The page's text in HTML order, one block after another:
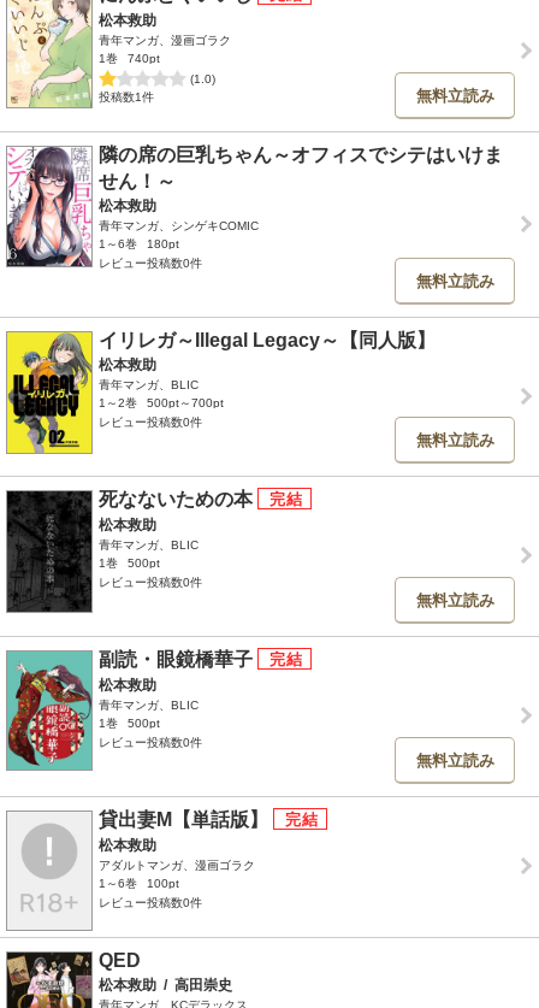
松本救助
青年マンガ、漫画ゴラク
1巻
740pt
(1.0)
投稿数1件
無料立読み
隣の席の巨乳ちゃん～オフィスでシテはいけま
せん！～
松本救助
青年マンガ、シンゲキCOMIC
1～6巻
180pt
レビュー投稿数0件
無料立読み
イリレガ～Illegal Legacy～【同人版】
松本救助
青年マンガ、BLIC
1～2巻
500pt～700pt
レビュー投稿数0件
無料立読み
死なないための本
松本救助
青年マンガ、BLIC
1巻
500pt
レビュー投稿数0件
無料立読み
副読・眼鏡橋華子
松本救助
青年マンガ、BLIC
1巻
500pt
レビュー投稿数0件
無料立読み
貸出妻M【単話版】
松本救助
アダルトマンガ、漫画ゴラク
1～6巻
100pt
レビュー投稿数0件
QED
松本救助 / 高田崇史